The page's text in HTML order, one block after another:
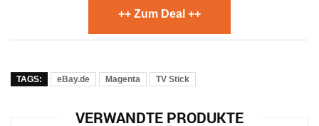
++ Zum Deal ++
TAGS: eBay.de Magenta TV Stick
VERWANDTE PRODUKTE